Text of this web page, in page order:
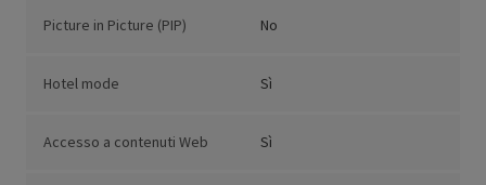
Picture in Picture (PIP) No
Hotel mode Sì
Accesso a contenuti Web Sì